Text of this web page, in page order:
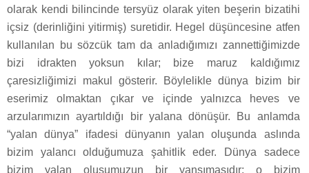
olarak kendi bilincinde tersyüz olarak yiten beşerin bizatihi
içsiz (derinliğini yitirmiş) suretidir. Hegel düşüncesine atfen
kullanılan bu sözcük tam da anladığımızı zannettiğimizde
bizi idrakten yoksun kılar; bize maruz kaldığımız
çaresizliğimizi makul gösterir. Böylelikle dünya bizim bir
eserimiz olmaktan çıkar ve içinde yalnızca heves ve
arzularımızın ayartıldığı bir yalana dönüşür. Bu anlamda
“yalan dünya” ifadesi dünyanın yalan oluşunda aslında
bizim yalancı olduğumuza şahitlik eder. Dünya sadece
bizim yalan oluşumuzun bir yansımasıdır; o bizim